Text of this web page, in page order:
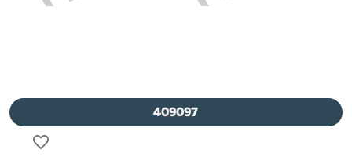
409097
favorite_border